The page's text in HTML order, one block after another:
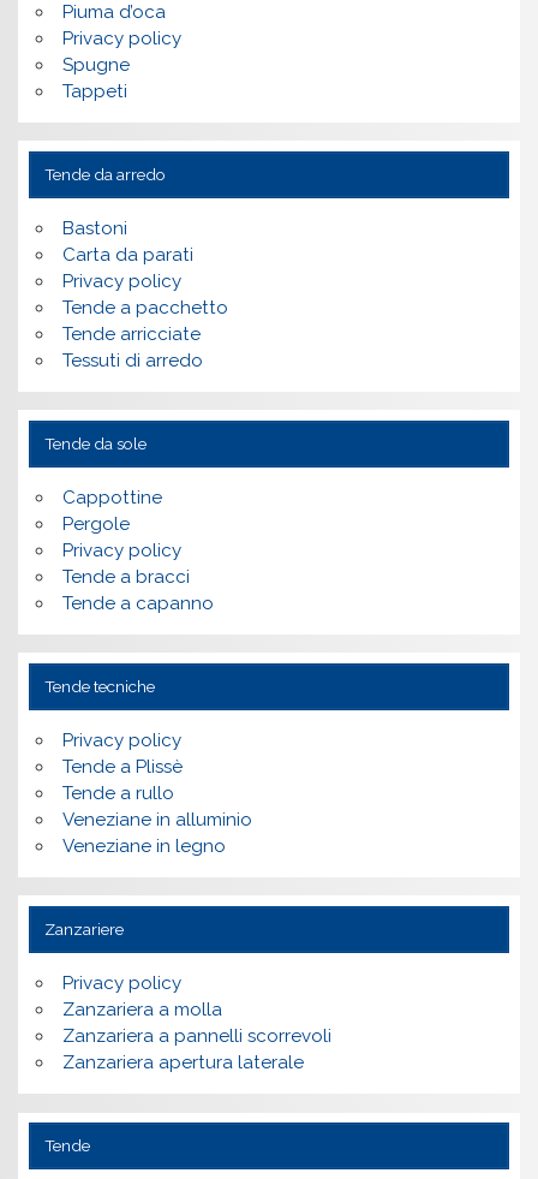
Piuma d’oca
Privacy policy
Spugne
Tappeti
Tende da arredo
Bastoni
Carta da parati
Privacy policy
Tende a pacchetto
Tende arricciate
Tessuti di arredo
Tende da sole
Cappottine
Pergole
Privacy policy
Tende a bracci
Tende a capanno
Tende tecniche
Privacy policy
Tende a Plissè
Tende a rullo
Veneziane in alluminio
Veneziane in legno
Zanzariere
Privacy policy
Zanzariera a molla
Zanzariera a pannelli scorrevoli
Zanzariera apertura laterale
Tende